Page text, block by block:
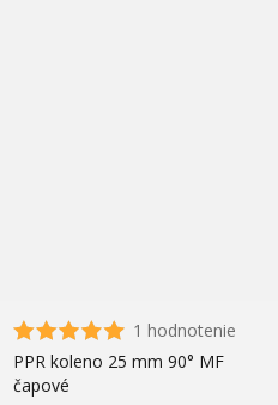
1 hodnotenie
PPR koleno 25 mm 90° MF
čapové